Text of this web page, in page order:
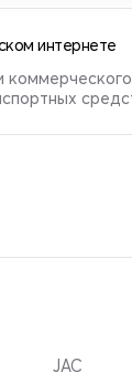
интернете
коммерческого
JAC